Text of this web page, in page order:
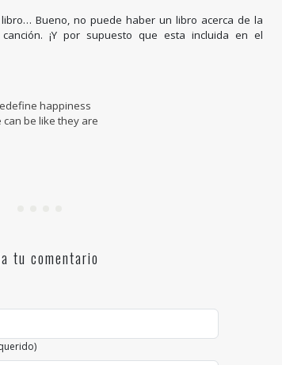
Bueno, no puede haber un libro acerca de la
¡Y por supuesto que esta incluida en el
happiness
be like they are
tu comentario